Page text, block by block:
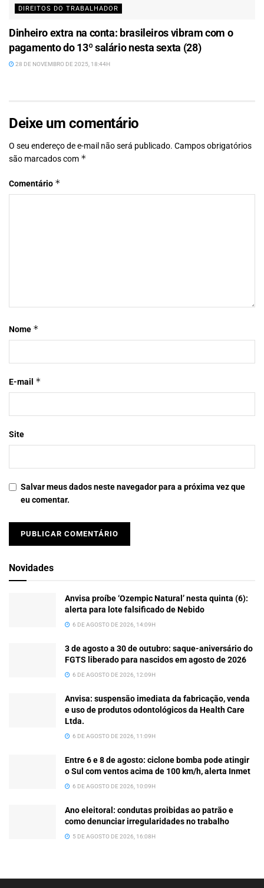
DIREITOS DO TRABALHADOR
Dinheiro extra na conta: brasileiros vibram com o
pagamento do 13º salário nesta sexta (28)
28 DE NOVEMBRO DE 2025, 18:44H
Deixe um comentário
O seu endereço de e-mail não será publicado. Campos obrigatórios
são marcados com *
Comentário *
Nome *
E-mail *
Site
Salvar meus dados neste navegador para a próxima vez que
eu comentar.
Novidades
Anvisa proíbe ‘Ozempic Natural’ nesta quinta (6):
alerta para lote falsificado de Nebido
6 DE AGOSTO DE 2026, 14:09H
3 de agosto a 30 de outubro: saque-aniversário do
FGTS liberado para nascidos em agosto de 2026
6 DE AGOSTO DE 2026, 12:09H
Anvisa: suspensão imediata da fabricação, venda
e uso de produtos odontológicos da Health Care
Ltda.
6 DE AGOSTO DE 2026, 11:09H
Entre 6 e 8 de agosto: ciclone bomba pode atingir
o Sul com ventos acima de 100 km/h, alerta Inmet
6 DE AGOSTO DE 2026, 10:09H
Ano eleitoral: condutas proibidas ao patrão e
como denunciar irregularidades no trabalho
5 DE AGOSTO DE 2026, 16:08H